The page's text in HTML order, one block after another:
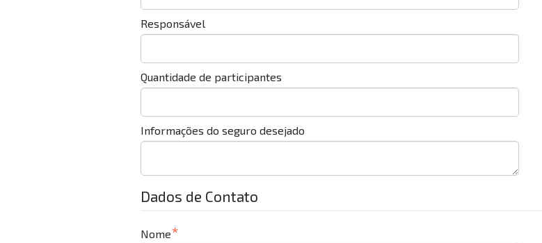
Responsável
Quantidade de participantes
Informações do seguro desejado
Dados de Contato
Nome